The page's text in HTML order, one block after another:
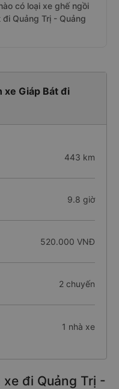
có loại xe ghế ngồi
Quảng Trị - Quảng
Giáp Bát đi
443 km
9.8 giờ
520.000 VNĐ
2 chuyến
1 nhà xe
đi Quảng Trị -